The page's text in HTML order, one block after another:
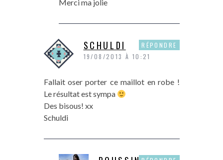
Merci ma jolie
SCHULDI
19/08/2013 À 10:21
Fallait oser porter ce maillot en robe !
Le résultat est sympa
Des bisous! xx
Schuldi
RÉPONDRE